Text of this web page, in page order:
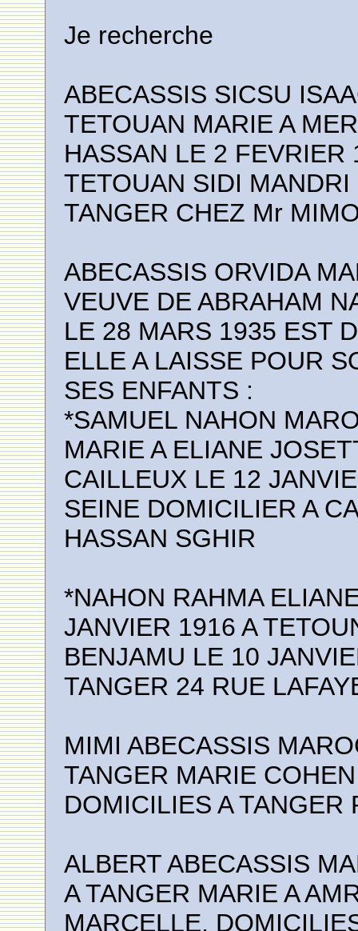
Je recherche
ABECASSIS SICSU
TETOUAN MARIE A
HASSAN LE 2 FEVRIER
TETOUAN SIDI MANDRI
TANGER CHEZ Mr
ABECASSIS ORVIDA
VEUVE DE ABRAHAM
LE 28 MARS 1935 EST
ELLE A LAISSE POUR
SES ENFANTS :
*SAMUEL NAHON
MARIE A ELIANE
CAILLEUX LE 12
SEINE DOMICILIER A
HASSAN SGHIR
*NAHON RAHMA
JANVIER 1916 A
BENJAMU LE 10
TANGER 24 RUE
MIMI ABECASSIS
TANGER MARIE
DOMICILIES A
ALBERT ABECASSIS
A TANGER MARIE A
MARCELLE,